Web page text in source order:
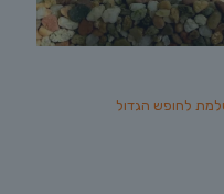
לחופש הגדול